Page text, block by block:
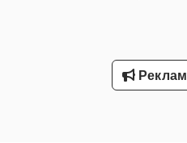
× 400 мм Загальні розміри:
Установка для миття горошку
в лініях переробки овочів.